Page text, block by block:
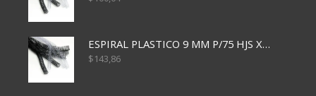
ESPIRAL PLASTICO 9 MM P/75 HJS X50X2400
$143,86